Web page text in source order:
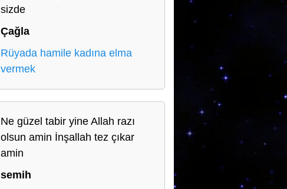
sizde
Çağla
Rüyada hamile kadına elma
vermek
Ne güzel tabir yine Allah razı
olsun amin İnşallah tez çıkar
amin
semih